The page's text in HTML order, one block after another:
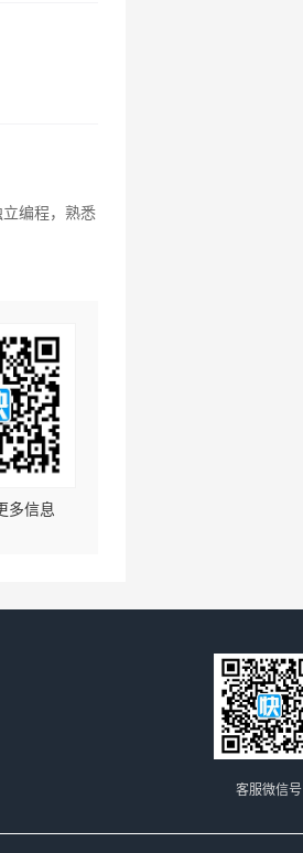
编程，熟悉
多信息
客服微信号